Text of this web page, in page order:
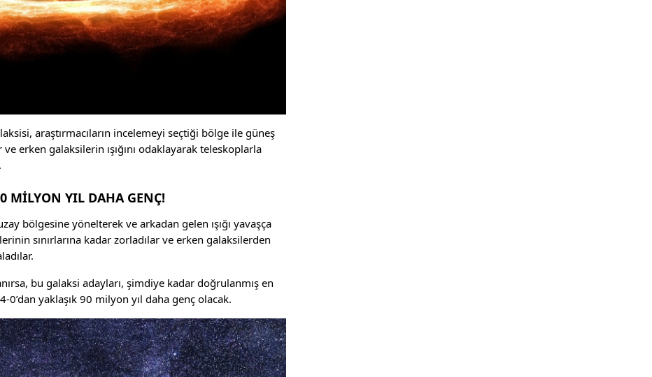
araştırmacıların incelemeyi seçtiği bölge ile güneş
erken galaksilerin ışığını odaklayarak teleskoplarla
MİLYON YIL DAHA GENÇ!
bölgesine yönelterek ve arkadan gelen ışığı yavaşça
sınırlarına kadar zorladılar ve erken galaksilerden
bu galaksi adayları, şimdiye kadar doğrulanmış en
0’dan yaklaşık 90 milyon yıl daha genç olacak.